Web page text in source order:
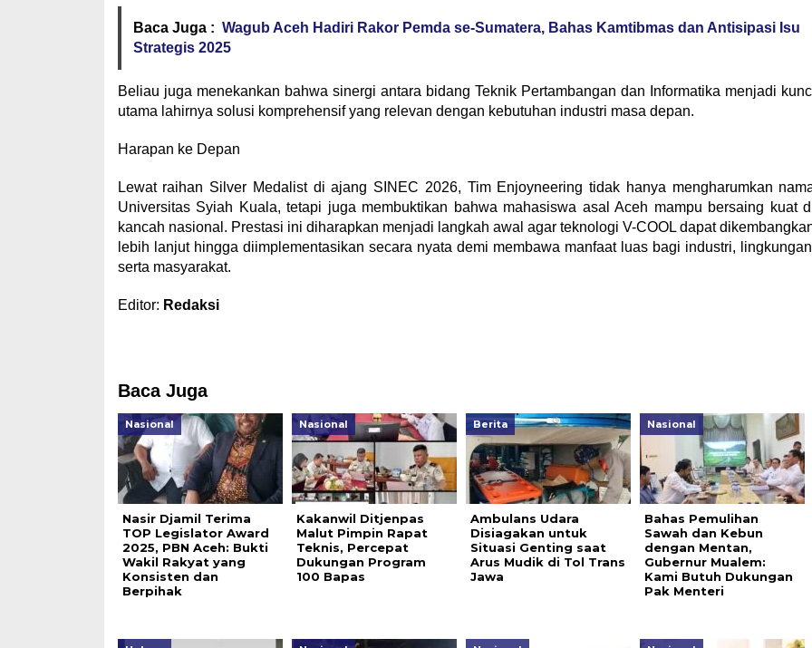
Baca Juga : Wagub Aceh Hadiri Rakor Pemda se-Sumatera, Bahas Kamtibmas dan Antisipasi Isu
Strategis 2025
​Beliau juga menekankan bahwa sinergi antara bidang Teknik Pertambangan dan Informatika menjadi
utama lahirnya solusi komprehensif yang relevan dengan kebutuhan industri masa depan.
​Harapan ke Depan
​Lewat raihan Silver Medalist di ajang SINEC 2026, Tim Enjoyneering tidak hanya mengharumkan
Universitas Syiah Kuala, tetapi juga membuktikan bahwa mahasiswa asal Aceh mampu bersaing kuat
kancah nasional. Prestasi ini diharapkan menjadi langkah awal agar teknologi V-COOL dapat
lebih lanjut hingga diimplementasikan secara nyata demi membawa manfaat luas bagi industri,
serta masyarakat.
Editor: Redaksi
Baca Juga
Nasional
Nasir Djamil Terima
TOP Legislator Award
2025, PBN Aceh: Bukti
Wakil Rakyat yang
Konsisten dan
Berpihak
Nasional
Kakanwil Ditjenpas
Malut Pimpin Rapat
Teknis, Percepat
Dukungan Program
100 Bapas
Berita
Ambulans Udara
Disiagakan untuk
Situasi Genting saat
Arus Mudik di Tol Trans
Jawa
Nasional
Bahas Pemulihan
Sawah dan Kebun
dengan Mentan,
Gubernur Mualem:
Kami Butuh Dukungan
Pak Menteri